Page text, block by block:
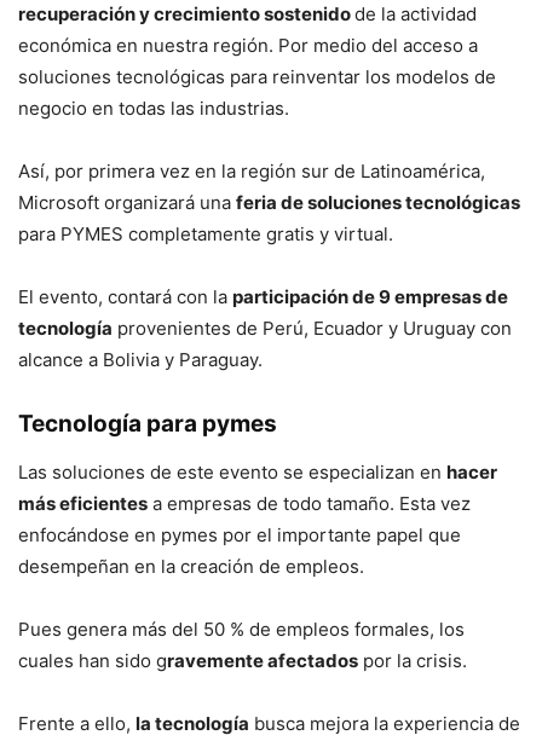
recuperación y crecimiento sostenidode la actividad
económica en nuestra región. Por medio del acceso a
soluciones tecnológicas para reinventar los modelos de
negocio en todas las industrias.
Así, por primera vez en la región sur de Latinoamérica,
Microsoft organizará una feria de soluciones tecnológicas
para PYMES completamente gratis y virtual.
El evento, contará con la participación de 9 empresas de
tecnología provenientes de Perú, Ecuador y Uruguay con
alcance a Bolivia y Paraguay.
Tecnología para pymes
Las soluciones de este evento se especializan en hacer
más eficientes a empresas de todo tamaño. Esta vez
enfocándose en pymes por el importante papel que
desempeñan en la creación de empleos.
Pues genera más del 50 % de empleos formales, los
cuales han sido gravemente afectados por la crisis.
Frente a ello, la tecnología busca mejora la experiencia de